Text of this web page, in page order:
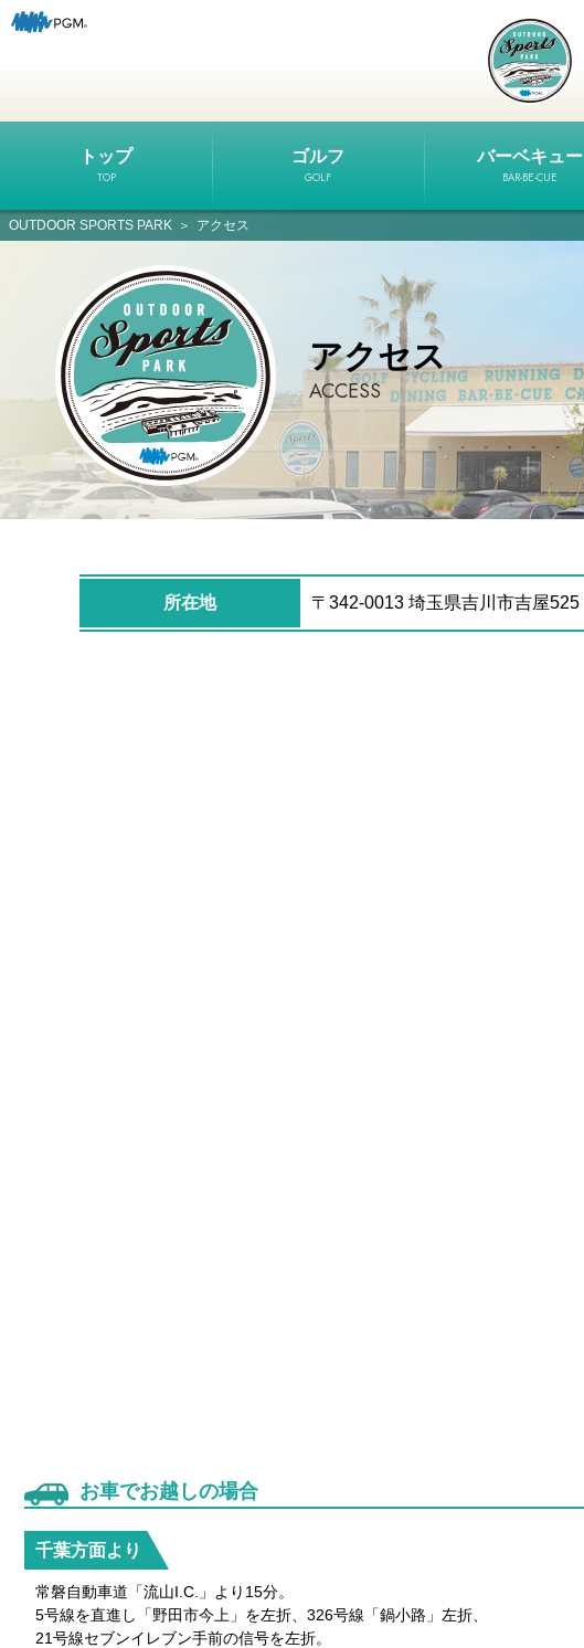
トップ ゴルフ バーベキュー
OUTDOOR SPORTS PARK アクセス
アクセス
ACCESS
所在地 〒342-0013 埼玉県吉川市吉屋525
お車でお越しの場合
千葉方面より
常磐自動車道「流山I.C.」より15分。
5号線を直進し「野田市今上」を左折、326号線「鍋小路」左折、
21号線セブンイレブン手前の信号を左折。